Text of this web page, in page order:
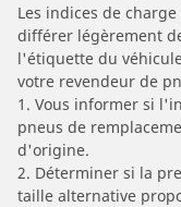
Les indices de
différer légèrement
l'étiquette du
votre revendeur de
1. Vous informer si
pneus de
d'origine.
2. Déterminer si la
taille alternative